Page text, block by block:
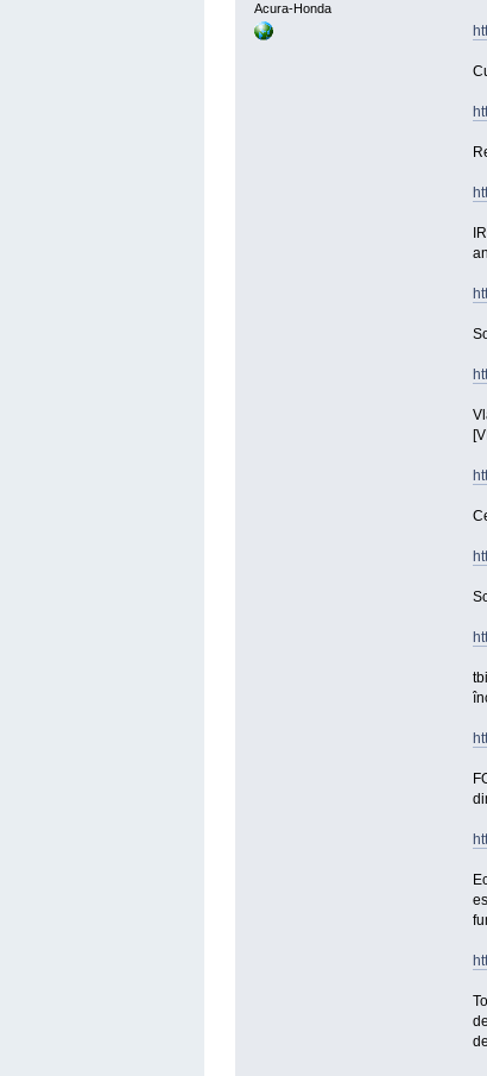
Acura-Honda